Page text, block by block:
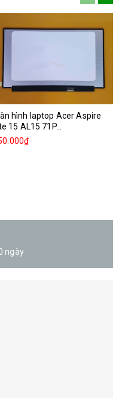
hình laptop Acer Aspire
15 AL15 71P...
ngày